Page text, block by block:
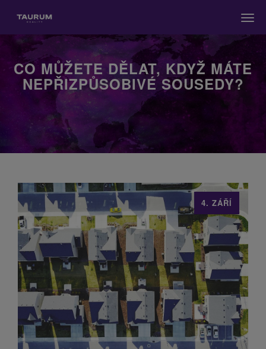
CO MŮŽETE DĚLAT, KDYŽ MÁTE
NEPŘIZPŮSOBIVÉ SOUSEDY?
4. ZÁŘÍ